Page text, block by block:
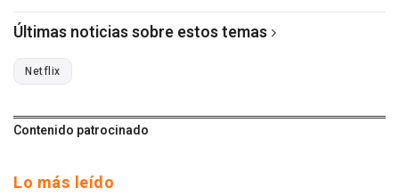
Últimas noticias sobre estos temas
Netflix
Contenido patrocinado
Lo más leído